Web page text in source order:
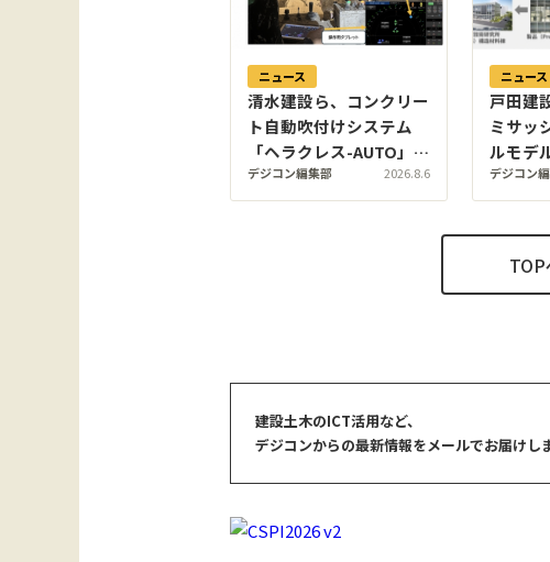
ニュース
清水建設ら、コンクリー
ト自動吹付けシステム
「ヘラクレス-AUTO」を
トンネル現場に適用。粉
じんの中でも吹付け厚を
デジコン編集部 2026.8.6
ニュース
戸田建
ミサッ
ルモデ
材を新
ウォー
デジコン
建設土木のICT活用など、
デジコンからの最新情報をメールでお届けし